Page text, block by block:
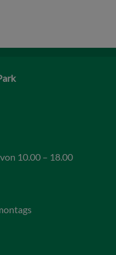
10.00 – 18.00